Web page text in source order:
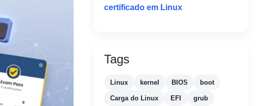
certificado em Linux
Tags
Linux kernel BIOS boot
Carga do Linux EFI grub